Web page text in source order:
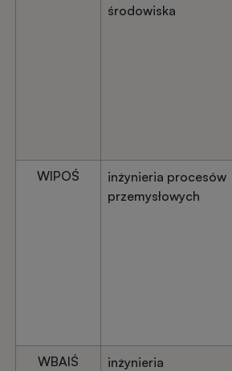
środowiska
WIPOŚ
inżynieria procesów
przemysłowych
WBAIŚ
inżynieria